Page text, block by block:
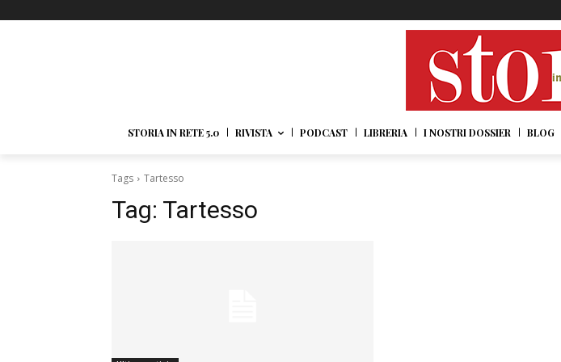
STORIA IN RETE 5.0 RIVISTA PODCAST LIBRERIA I NOSTRI DOSSIER BLOG
Tags Tartesso
Tag: Tartesso